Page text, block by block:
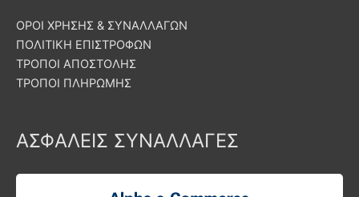
ΟΡΟΙ ΧΡΗΣΗΣ & ΣΥΝΑΛΛΑΓΩΝ
ΠΟΛΙΤΙΚΗ ΕΠΙΣΤΡΟΦΩΝ
ΤΡΟΠΟΙ ΑΠΟΣΤΟΛΗΣ
ΤΡΟΠΟΙ ΠΛΗΡΩΜΗΣ
ΑΣΦΑΛΕΙΣ ΣΥΝΑΛΛΑΓΕΣ